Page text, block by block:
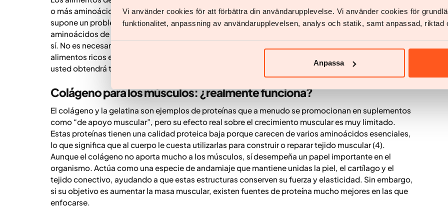
Vi använder cookies för att förbättra din användarupplevelse. Vi använder cookies för
funktionalitet, anpassning av användarupplevelsen, analys och statik, samt anpassad, riktad
Anpassa
o más aminoácidos esenciales y, por ello, se consideran proteínas incompletas. Esto rara vez
supone un problema si usted lleva una alimentación variada a lo largo del día, ya que los
aminoácidos de distintos alimentos —como legumbres y cereales— pueden complementarse entre
sí. No es necesario que esto ocurra en la misma comida. Al comer una mezcla equilibrada de
alimentos ricos en proteína, hortalizas de raíz y cereales densos en nutrientes, como los integrales,
usted obtendrá todos los aminoácidos esenciales que su cuerpo necesita.
Colágeno para los músculos: ¿realmente funciona?
El colágeno y la gelatina son ejemplos de proteínas que a menudo se promocionan en suplementos
como “de apoyo muscular”, pero su efecto real sobre el crecimiento muscular es muy limitado.
Estas proteínas tienen una calidad proteica baja porque carecen de varios aminoácidos esenciales,
lo que significa que al cuerpo le cuesta utilizarlas para construir o reparar tejido muscular (4).
Aunque el colágeno no aporta mucho a los músculos, sí desempeña un papel importante en el
organismo. Actúa como una especie de andamiaje que mantiene unidas la piel, el cartílago y el
tejido conectivo, ayudando a que estas estructuras conserven su fuerza y elasticidad. Sin embargo,
si su objetivo es aumentar la masa muscular, existen fuentes de proteína mucho mejores en las que
enfocarse.